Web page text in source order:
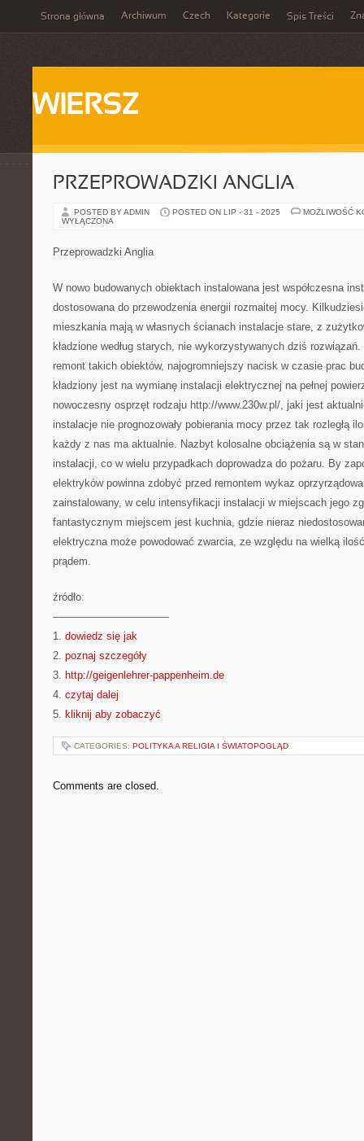
Strona główna Archiwum Czech Kategorie Spis Treści
WIERSZ
PRZEPROWADZKI ANGLIA
POSTED BY ADMIN POSTED ON LIP - 31 - 2025
MOŻLIWOŚĆ
WYŁĄCZONA
Przeprowadzki Anglia
W nowo budowanych obiektach instalowana jest współczesna
dostosowana do przewodzenia energii rozmaitej mocy.
mieszkania mają w własnych ścianach instalacje stare, z
kładzione według starych, nie wykorzystywanych dziś
remont takich obiektów, najogromniejszy nacisk w czasie prac
kładziony jest na wymianę instalacji elektrycznej na pełnej
nowoczesny osprzęt rodzaju http://www.230w.pl/, jaki jest
instalacje nie prognozowały pobierania mocy przez tak rozległą
każdy z nas ma aktualnie. Nazbyt kolosalne obciążenia są w
instalacji, co w wielu przypadkach doprowadza do pożaru. By
elektryków powinna zdobyć przed remontem wykaz
zainstalowany, w celu intensyfikacji instalacji w miejscach jego
fantastycznym miejscem jest kuchnia, gdzie nieraz
elektryczna może powodować zwarcia, ze względu na wielką
prądem.
źródło:
———————————
1. dowiedz się jak
2. poznaj szczegóły
3. http://geigenlehrer-pappenheim.de
4. czytaj dalej
5. kliknij aby zobaczyć
CATEGORIES: POLITYKA A RELIGIA I ŚWIATOPOGLĄD
Comments are closed.